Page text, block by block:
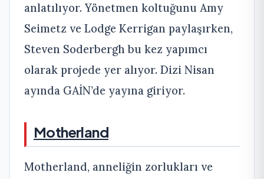
anlatılıyor. Yönetmen koltuğunu Amy
Seimetz ve Lodge Kerrigan paylaşırken,
Steven Soderbergh bu kez yapımcı
olarak projede yer alıyor. Dizi Nisan
ayında GAİN’de yayına giriyor.
Motherland
Motherland, anneliğin zorlukları ve